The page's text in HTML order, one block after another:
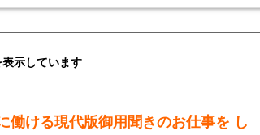
示しています
ける現代版御用聞きのお仕事を し